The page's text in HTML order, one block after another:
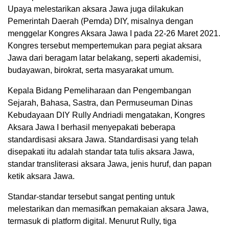
Upaya melestarikan aksara Jawa juga dilakukan
Pemerintah Daerah (Pemda) DIY, misalnya dengan
menggelar Kongres Aksara Jawa I pada 22-26 Maret 2021.
Kongres tersebut mempertemukan para pegiat aksara
Jawa dari beragam latar belakang, seperti akademisi,
budayawan, birokrat, serta masyarakat umum.
Kepala Bidang Pemeliharaan dan Pengembangan
Sejarah, Bahasa, Sastra, dan Permuseuman Dinas
Kebudayaan DIY Rully Andriadi mengatakan, Kongres
Aksara Jawa I berhasil menyepakati beberapa
standardisasi aksara Jawa. Standardisasi yang telah
disepakati itu adalah standar tata tulis aksara Jawa,
standar transliterasi aksara Jawa, jenis huruf, dan papan
ketik aksara Jawa.
Standar-standar tersebut sangat penting untuk
melestarikan dan memasifkan pemakaian aksara Jawa,
termasuk di platform digital. Menurut Rully, tiga